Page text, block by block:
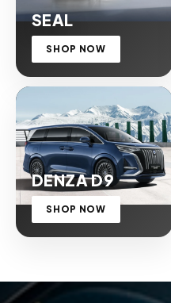
SEAL
SHOP NOW
DENZA D9
SHOP NOW